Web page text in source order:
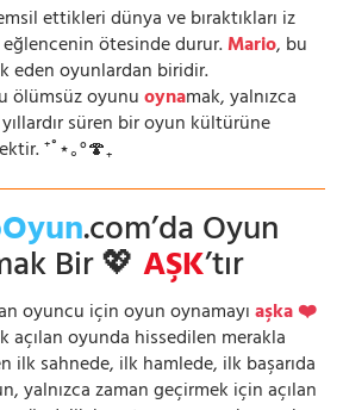
ettikleri dünya ve bıraktıkları iz
ötesinde durur.Mario, bu
eden oyunlardan biridir.
ölümsüz oyunuoynamak, yalnızca
süren bir oyun kültürüne
⁺˚⋆｡°🍄₊
.com’da Oyun
Bir 💖AŞK’tır
oyuncu için oyun oynamayıaşka ❤️
açılan oyunda hissedilen merakla
ilk sahnede, ilk hamlede, ilk başarıda
yalnızca zaman geçirmek için açılan